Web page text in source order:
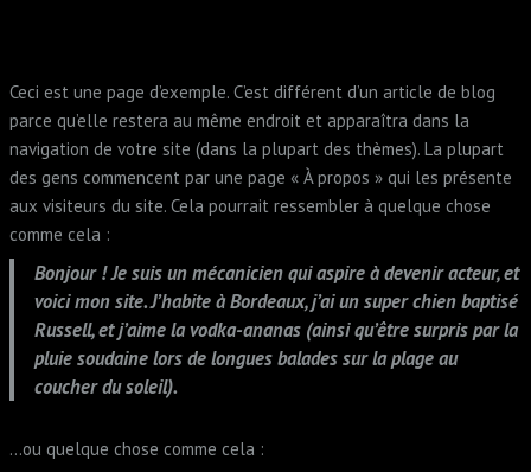
Ceci est une page d’exemple. C’est différent d’un article de blog
parce qu’elle restera au même endroit et apparaîtra dans la
navigation de votre site (dans la plupart des thèmes). La plupart
des gens commencent par une page « À propos » qui les présente
aux visiteurs du site. Cela pourrait ressembler à quelque chose
comme cela :
Bonjour ! Je suis un mécanicien qui aspire à devenir acteur, et
voici mon site. J’habite à Bordeaux, j’ai un super chien baptisé
Russell, et j’aime la vodka-ananas (ainsi qu’être surpris par la
pluie soudaine lors de longues balades sur la plage au
coucher du soleil).
…ou quelque chose comme cela :